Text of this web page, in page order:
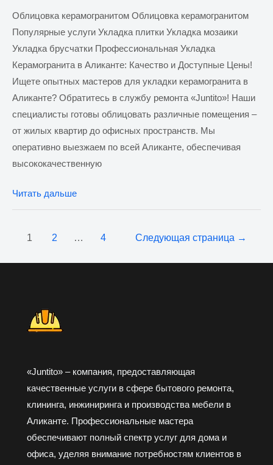
Облицовка керамогранитом Облицовка керамогранитом
Популярные услуги Укладка плитки Укладка мозаики
Укладка брусчатки Профессиональная Укладка
Керамогранита в Аликанте: Качество и Доступные Цены!
Ищете опытных мастеров для укладки керамогранита в
Аликанте? Обратитесь в службу ремонта «Juntito»! Наши
специалисты готовы облицовать различные помещения –
от жилых квартир до офисных пространств. Мы
оперативно выезжаем по всей Аликанте, обеспечивая
высококачественную
Облицовка
керамогранитом
Читать дальше
Постраничная
1 2 … 4 Следующая страница →
«Juntito» – компания, предоставляющая
качественные услуги в сфере бытового ремонта,
клининга, инжиниринга и производства мебели в
Аликанте. Профессиональные мастера
обеспечивают полный спектр услуг для дома и
офиса, уделяя внимание потребностям клиентов в